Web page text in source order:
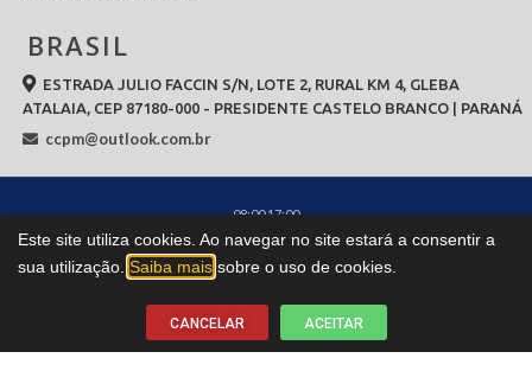
BRASIL
ESTRADA JULIO FACCIN S/N, LOTE 2, RURAL KM 4, GLEBA
ATALAIA, CEP 87180-000 - PRESIDENTE CASTELO BRANCO | PARANÁ
ccpm@outlook.com.br
08:00 17:00
Todos os direitos reservados àCCPM.COM.BR© 2026
Este site utiliza cookies. Ao navegar no site estará a consentir a
sua utilização. Saiba mais sobre o uso de cookies.
CANCELAR ACEITAR